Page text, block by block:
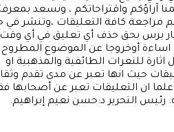
رئيس التحرير د:حسن نعيم إبراهيم.